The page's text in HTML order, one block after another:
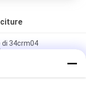
di 34crm04
gas compresso
di sicurezza